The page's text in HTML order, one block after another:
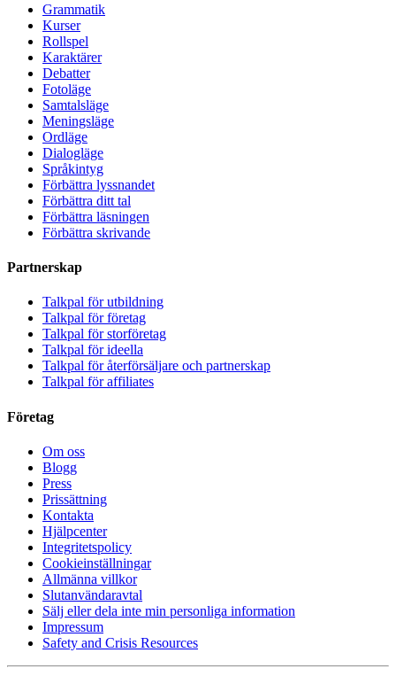
Grammatik
Kurser
Rollspel
Karaktärer
Debatter
Fotoläge
Samtalsläge
Meningsläge
Ordläge
Dialogläge
Språkintyg
Förbättra lyssnandet
Förbättra ditt tal
Förbättra läsningen
Förbättra skrivande
Partnerskap
Talkpal för utbildning
Talkpal för företag
Talkpal för storföretag
Talkpal för ideella
Talkpal för återförsäljare och partnerskap
Talkpal för affiliates
Företag
Om oss
Blogg
Press
Prissättning
Kontakta
Hjälpcenter
Integritetspolicy
Cookieinställningar
Allmänna villkor
Slutanvändaravtal
Sälj eller dela inte min personliga information
Impressum
Safety and Crisis Resources